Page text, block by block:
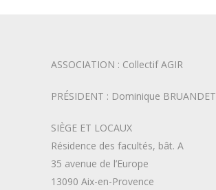
ASSOCIATION : Collectif AGIR
PRÉSIDENT : Dominique BRUANDET
SIÈGE ET LOCAUX
Résidence des facultés, bât. A
35 avenue de l’Europe
13090 Aix-en-Provence